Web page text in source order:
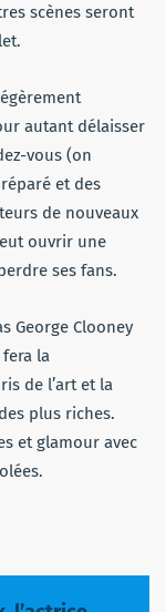
scènes seront
autant délaisser
vous (on
et des
de nouveaux
ouvrir une
ses fans.
George Clooney
la
de l’art et la
plus riches.
et glamour avec